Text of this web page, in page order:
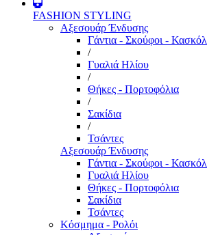
FASHION STYLING
Αξεσουάρ Ένδυσης
Γάντια - Σκούφοι - Κασκόλ
/
Γυαλιά Ηλίου
/
Θήκες - Πορτοφόλια
/
Σακίδια
/
Τσάντες
Αξεσουάρ Ένδυσης
Γάντια - Σκούφοι - Κασκόλ
Γυαλιά Ηλίου
Θήκες - Πορτοφόλια
Σακίδια
Τσάντες
Κόσμημα - Ρολόι